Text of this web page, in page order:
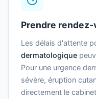
Prendre rendez-
Les délais d'attente
dermatologique
Pour une urgence
sévère, éruption
directement le